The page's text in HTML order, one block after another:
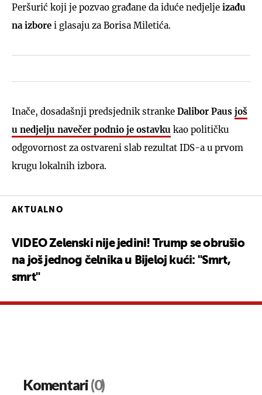
Peršurić koji je pozvao građane da iduće nedjelje izađu
na izbore i glasaju za Borisa Miletića.
Inače, dosadašnji predsjednik stranke Dalibor Paus još
u nedjelju navečer podnio je ostavku kao političku
odgovornost za ostvareni slab rezultat IDS-a u prvom
krugu lokalnih izbora.
AKTUALNO
VIDEO Zelenski nije jedini! Trump se obrušio
na još jednog čelnika u Bijeloj kući: "Smrt,
smrt"
Komentari(0)